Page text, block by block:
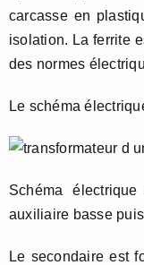
carcasse en
isolation. La ferrite
des normes
Le schéma
Schéma
auxiliaire basse
Le secondaire est